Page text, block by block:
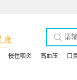
慢性咽炎 高血压 口